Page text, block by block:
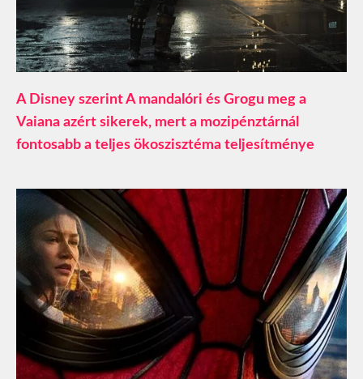
A Disney szerint A mandalóri és Grogu meg a
Vaiana azért sikerek, mert a mozipénztárnál
fontosabb a teljes ökoszisztéma teljesítménye